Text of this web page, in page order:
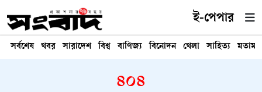
ই-পেপার
সর্বশেষ খবর সারাদেশ বিশ্ব বাণিজ্য বিনোদন খেলা সাহিত্য মতামত
৪০৪